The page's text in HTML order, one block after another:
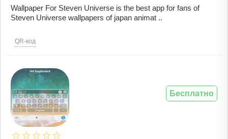
Wallpaper For Steven Universe is the best app for fans of
Steven Universe wallpapers of japan animat ..
QR-код
Бесплатно